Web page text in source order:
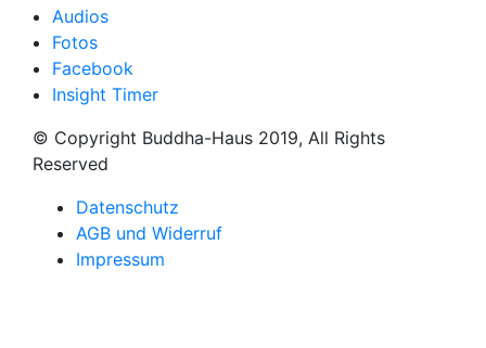
Audios
Fotos
Facebook
Insight Timer
© Copyright Buddha-Haus 2019, All Rights
Reserved
Datenschutz
AGB und Widerruf
Impressum